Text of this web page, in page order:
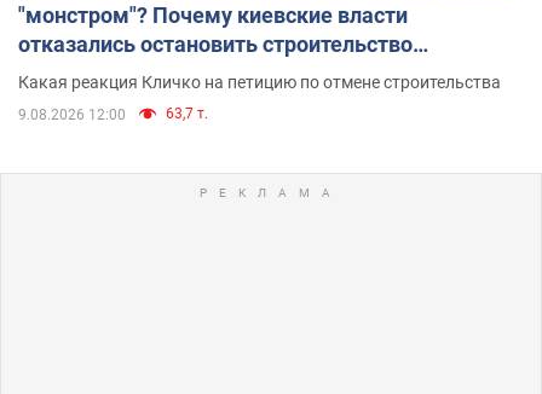
"монстром"? Почему киевские власти
отказались остановить строительство
небоскреба "московского верующего"
Какая реакция Кличко на петицию по отмене строительства
9.08.2026 12:00 63,7 т.